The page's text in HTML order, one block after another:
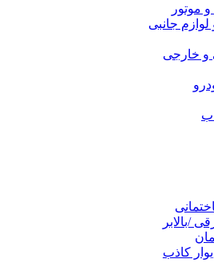
موتور
جانبی
و خارجی
/بالابر
کاذب